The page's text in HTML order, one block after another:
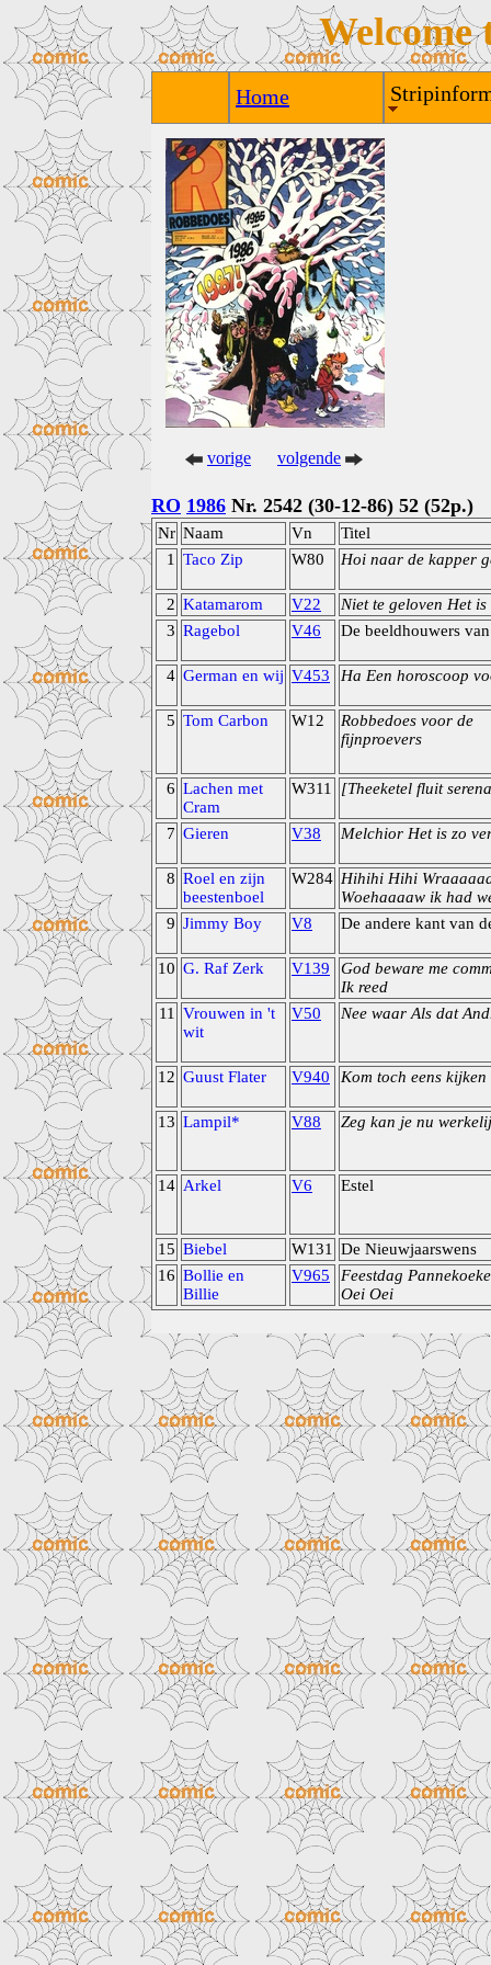
Welcome
Home
vorige volgende
RO 1986 Nr. 2542 (30-12-86) 52 (52p.)
Nr Naam Vn
Titel
1
Taco Zip W80 Hoi naar de kapper
2 Katamarom V22
Niet te geloven Het is
3 Ragebol V46 De beeldhouwers
4 German en wij V453 Ha Een horoscoop
5 Tom Carbon W12
Robbedoes voor de
fijnproevers
6 Lachen met
Cram
W311 [Theeketel fluit
7 Gieren V38 Melchior Het is zo
8 Roel en zijn
beestenboel
W284 Hihihi Hihi
Woehaaaaw ik had
9 Jimmy Boy V8 De andere kant van
10 G. Raf Zerk V139
God beware me
Ik reed
11
Vrouwen in 't
wit
V50 Nee waar Als dat
12 Guust Flater V940 Kom toch eens kijken
13 Lampil* V88 Zeg kan je nu
14 Arkel V6 Estel
15 Biebel W131
De Nieuwjaarswens
16 Bollie en
Billie
V965
Feestdag
Oei Oei